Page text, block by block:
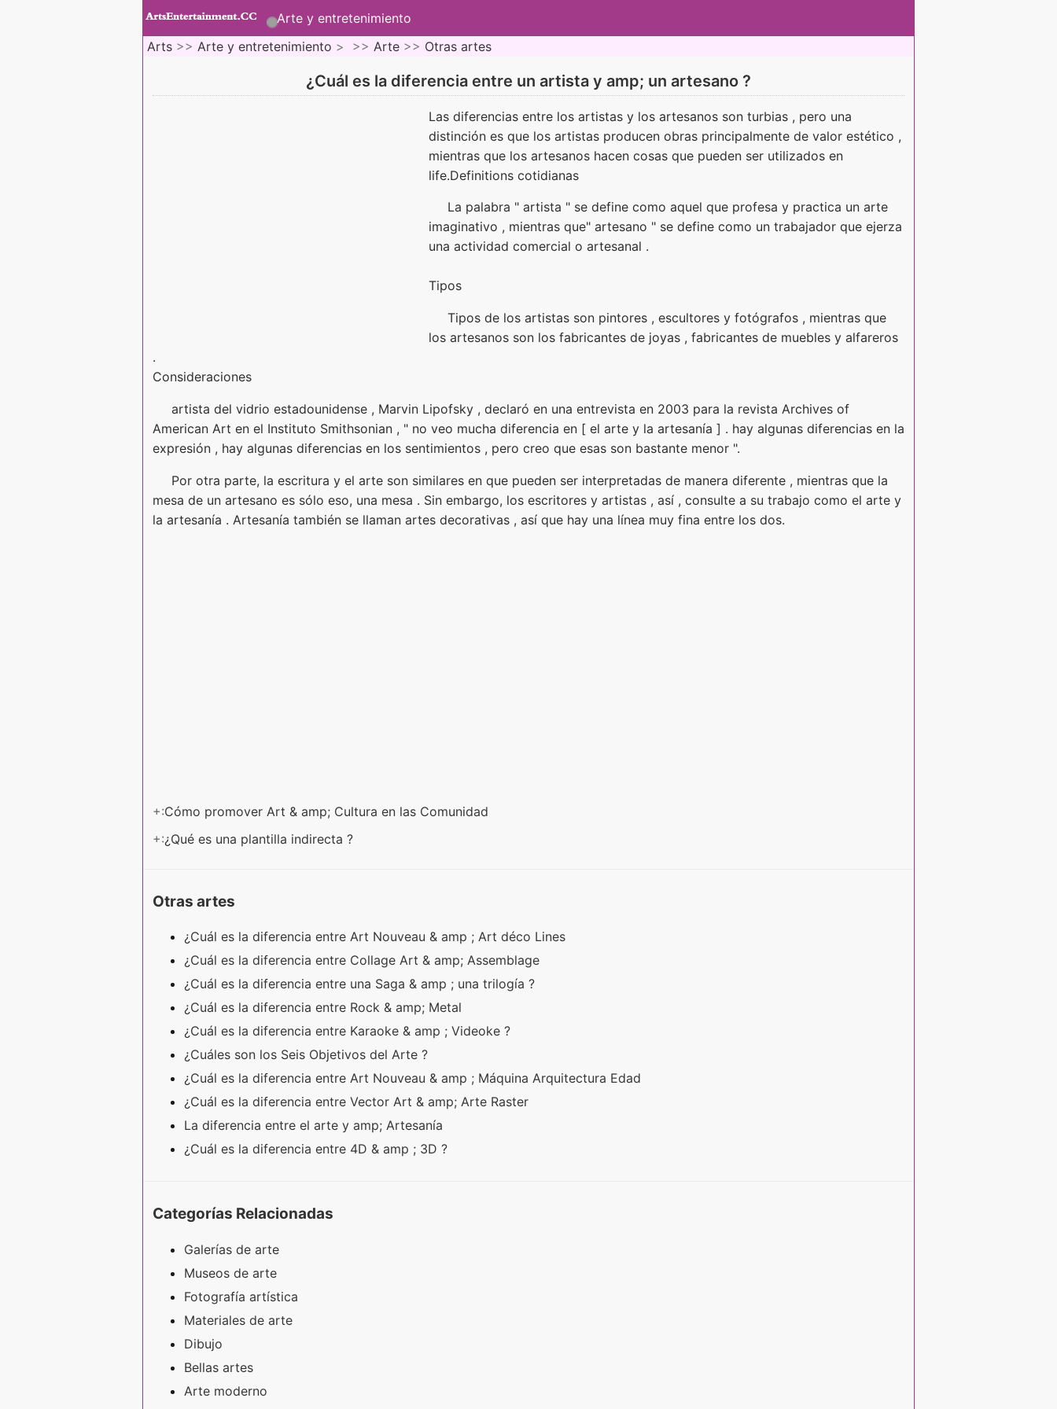
Arte y entretenimiento
Arts >> Arte y entretenimiento > >> Arte >> Otras artes
¿Cuál es la diferencia entre un artista y amp; un artesano ?
Las diferencias entre los artistas y los artesanos son turbias , pero una
distinción es que los artistas producen obras principalmente de valor estético ,
mientras que los artesanos hacen cosas que pueden ser utilizados en
life.Definitions cotidianas
La palabra " artista " se define como aquel que profesa y practica un arte
imaginativo , mientras que" artesano " se define como un trabajador que ejerza
una actividad comercial o artesanal .
Tipos
Tipos de los artistas son pintores , escultores y fotógrafos , mientras que
los artesanos son los fabricantes de joyas , fabricantes de muebles y alfareros
.
Consideraciones
artista del vidrio estadounidense , Marvin Lipofsky , declaró en una entrevista en 2003 para la revista Archives of
American Art en el Instituto Smithsonian , " no veo mucha diferencia en [ el arte y la artesanía ] . hay algunas diferencias en la
expresión , hay algunas diferencias en los sentimientos , pero creo que esas son bastante menor ".
Por otra parte, la escritura y el arte son similares en que pueden ser interpretadas de manera diferente , mientras que la
mesa de un artesano es sólo eso, una mesa . Sin embargo, los escritores y artistas , así , consulte a su trabajo como el arte y
la artesanía . Artesanía también se llaman artes decorativas , así que hay una línea muy fina entre los dos.
+:Cómo promover Art & amp; Cultura en las Comunidad
+:¿Qué es una plantilla indirecta ?
Otras artes
¿Cuál es la diferencia entre Art Nouveau & amp ; Art déco Lines
¿Cuál es la diferencia entre Collage Art & amp; Assemblage
¿Cuál es la diferencia entre una Saga & amp ; una trilogía ?
¿Cuál es la diferencia entre Rock & amp; Metal
¿Cuál es la diferencia entre Karaoke & amp ; Videoke ?
¿Cuáles son los Seis Objetivos del Arte ?
¿Cuál es la diferencia entre Art Nouveau & amp ; Máquina Arquitectura Edad
¿Cuál es la diferencia entre Vector Art & amp; Arte Raster
La diferencia entre el arte y amp; Artesanía
¿Cuál es la diferencia entre 4D & amp ; 3D ?
Categorías Relacionadas
Galerías de arte
Museos de arte
Fotografía artística
Materiales de arte
Dibujo
Bellas artes
Arte moderno